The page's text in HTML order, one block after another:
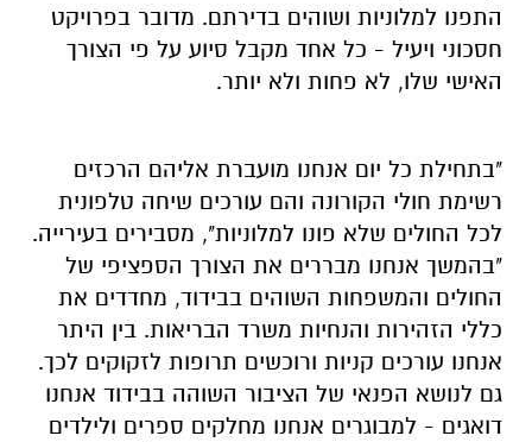
התפנו למלוניות ושוהים בדירתם. מדובר בפרויקט
חסכוני ויעיל - כל אחד מקבל סיוע על פי הצורך
האישי שלו, לא פחות ולא יותר.
"בתחילת כל יום אנחנו מועברת אליהם הרכזים
רשימת חולי הקורונה והם עורכים שיחה טלפונית
לכל החולים שלא פונו למלוניות", מסבירים בעירייה.
"בהמשך אנחנו מבררים את הצורך הספציפי של
החולים והמשפחות השוהים בבידוד, מחדדים את
כללי הזהירות והנחיות משרד הבריאות. בין היתר
אנחנו עורכים קניות ורוכשים תרופות לזקוקים לכך.
גם לנושא הפנאי של הציבור השוהה בבידוד אנחנו
דואגים - למבוגרים אנחנו מחלקים ספרים ולילדים